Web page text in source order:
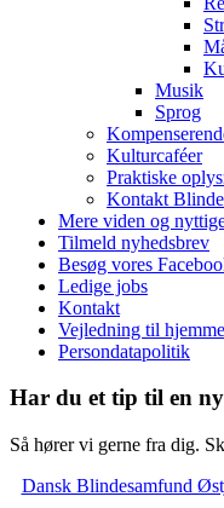
Musik
Sprog
Kulturcaféer
Praktiske
Kontakt
Mere viden og
Tilmeld nyhedsbrev
Besøg vores
Ledige jobs
Kontakt
Vejledning til
Persondatapolitik
Har du et tip til en
Så hører vi gerne fra dig.
Dansk Blindesamfund